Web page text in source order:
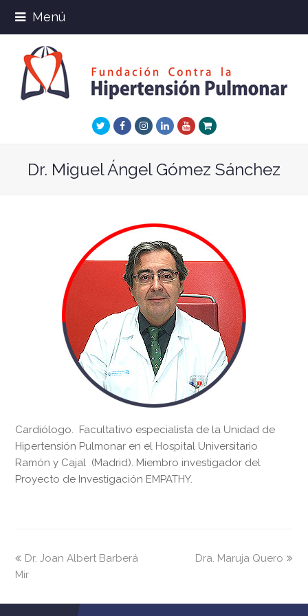
Menú
TwitterFacebookInstagram
LinkedInYoutube
Xing
Dr. Miguel Ángel Gómez Sánchez
Cardiólogo. Facultativo especialista de la Unidad de
Hipertensión Pulmonar en el Hospital Universitario
Ramón y Cajal (Madrid). Miembro investigador del
Proyecto de Investigación EMPATHY.
previous
post:
Dr. Joan Albert Barberá
Mir
next
Dra. Maruja Quero